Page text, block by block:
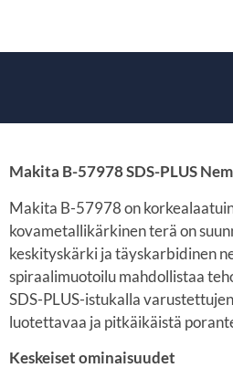
Makita B-57978 SDS-PLUS
Makita B-57978 on
kovametallikärkinen terä on
keskityskärki ja täyskarbidinen
spiraalimuotoilu mahdollistaa
SDS-PLUS-istukalla
luotettavaa ja pitkäikäistä
Keskeiset ominaisuudet